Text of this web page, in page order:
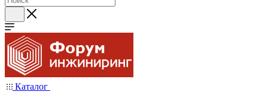
Каталог